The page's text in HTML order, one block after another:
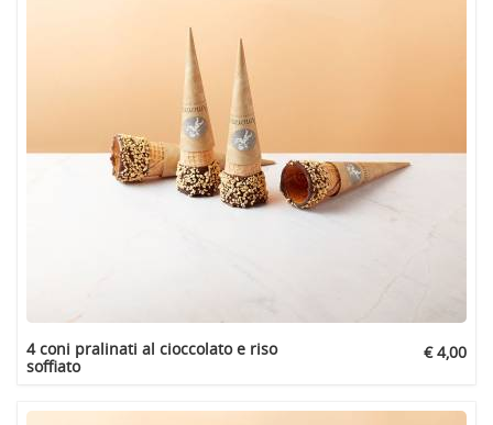
4 coni pralinati al cioccolato e riso
soffiato
€ 4,00